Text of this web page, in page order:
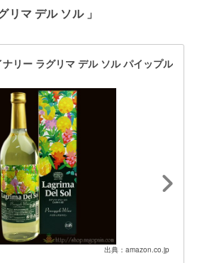
リマ デル ソル 」
リー ラグリマ デル ソル パイップル
出典：amazon.co.jp